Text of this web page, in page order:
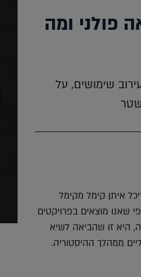
פולני ומה
שימושים, על
יום שני, 8/4, אדריכל איתן קימל מקימל
מוצאים בפרויקטים
היא זו שהביאה לשיא
ממהלך ההיסטוריה.